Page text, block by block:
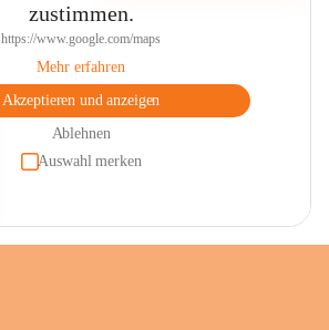
zustimmen.
https://www.google.com/maps
Mehr erfahren
Akzeptieren und anzeigen
Ablehnen
Auswahl merken